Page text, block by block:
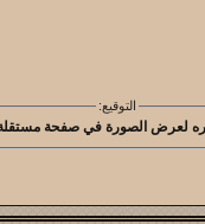
التوقيع: